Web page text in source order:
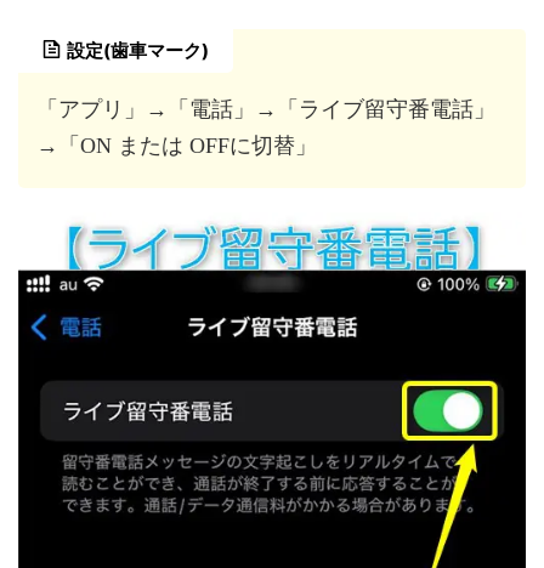
設定(歯車マーク)
「アプリ」→「電話」→「ライブ留守番電話」
→「ON または OFFに切替」